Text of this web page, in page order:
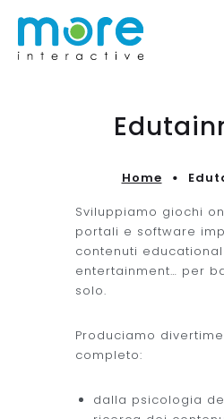
Home
Sviluppiamo giochi
portali e software
contenuti educational
entertainment… per
solo.
Produciamo
completo:
dalla psicologia